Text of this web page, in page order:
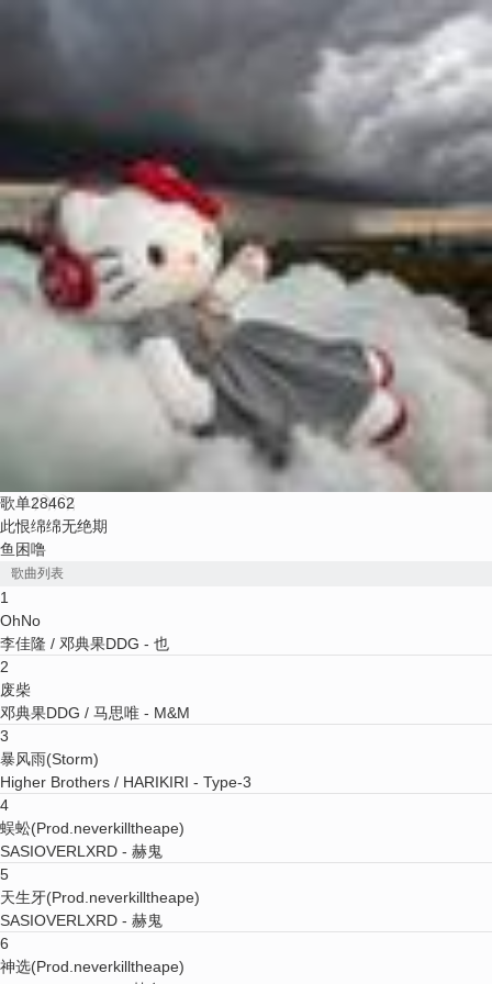
歌单28462
此恨绵绵无绝期
鱼困噜
歌曲列表
1
OhNo
李佳隆 / 邓典果DDG - 也
2
废柴
邓典果DDG / 马思唯 - M&M
3
暴风雨(Storm)
Higher Brothers / HARIKIRI - Type-3
4
蜈蚣(Prod.neverkilltheape)
SASIOVERLXRD - 赫鬼
5
天生牙(Prod.neverkilltheape)
SASIOVERLXRD - 赫鬼
6
神选(Prod.neverkilltheape)